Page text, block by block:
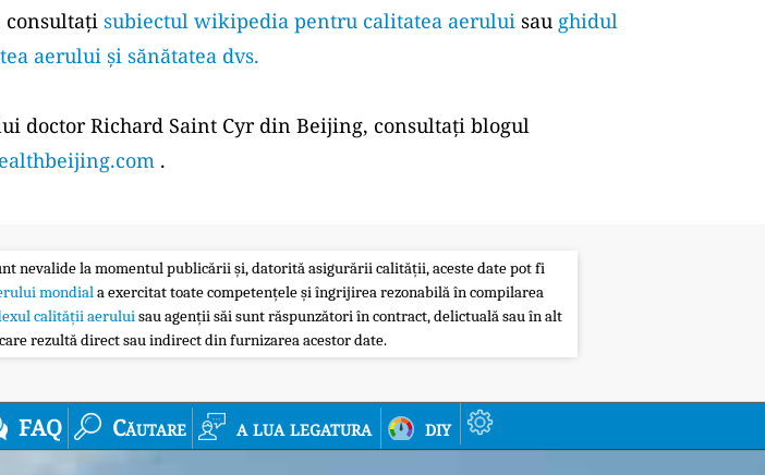
consultați subiectul wikipedia pentru calitatea aeruluisau ghidul
aerului și sănătatea dvs.
doctor Richard Saint Cyr din Beijing, consultați blogul
.
nevalide la momentul publicării și, datorită asigurării calității, aceste date pot fi
mondiala exercitat toate competențele și îngrijirea rezonabilă în compilarea
calității aeruluisau agenții săi sunt răspunzători în contract, delictuală sau în alt
rezultă direct sau indirect din furnizarea acestor date.
FAQ Căutare a lua legatura diy